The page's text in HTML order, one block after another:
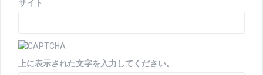
サイト
上に表示された文字を入力してください。